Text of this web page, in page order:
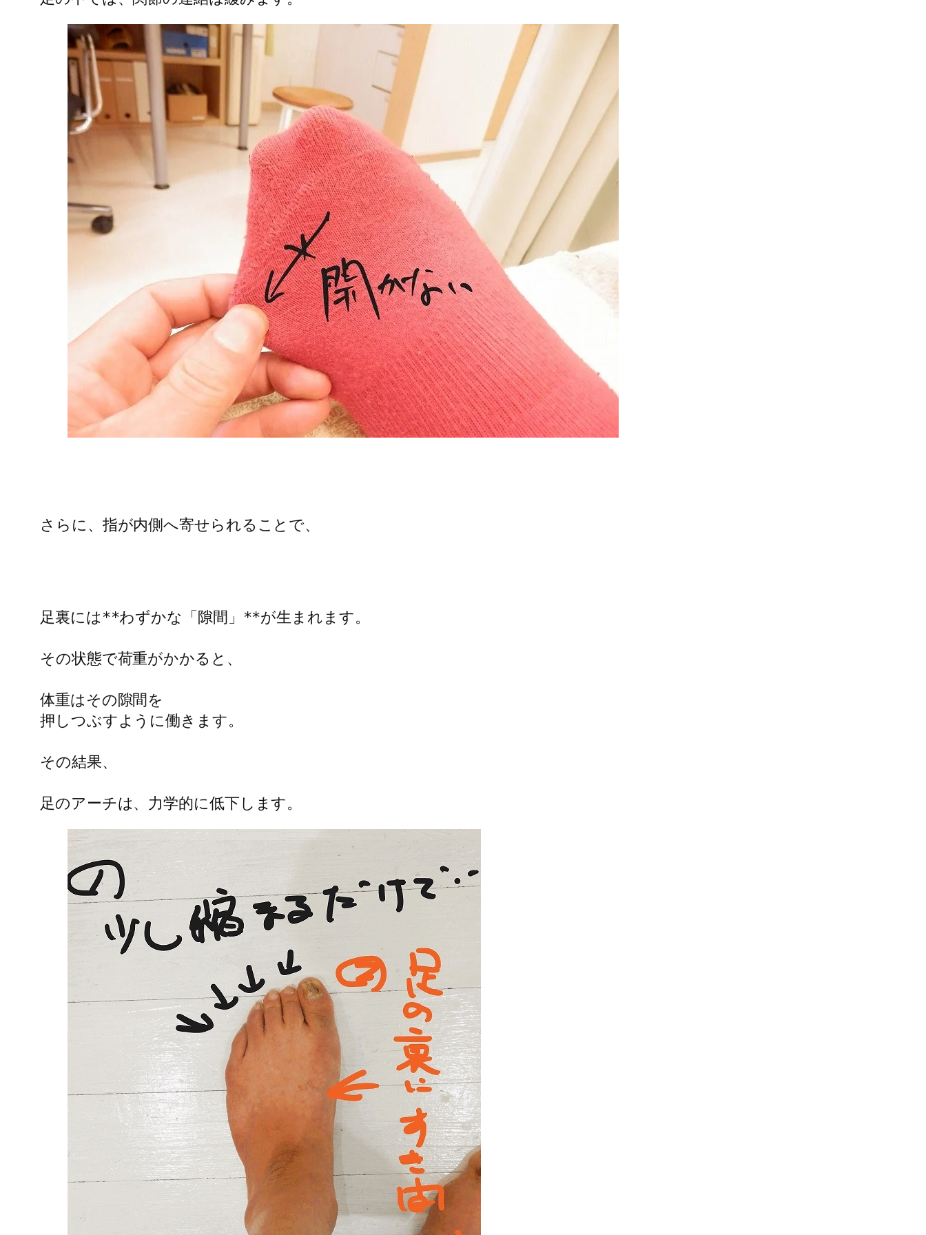
さらに、指が内側へ寄せられることで、
足裏には**わずかな「隙間」**が生まれます。
その状態で荷重がかかると、
体重はその隙間を
押しつぶすように働きます。
その結果、
足のアーチは、力学的に低下します。